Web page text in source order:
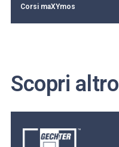
Corsi maXYmos
Scopri altro